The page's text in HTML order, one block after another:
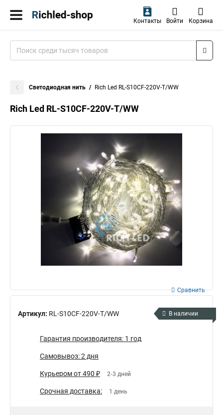
Контакты Войти Корзина
Светодиодная нить Rich Led RL-S10CF-220V-T/WW
Rich Led RL-S10CF-220V-T/WW
Артикул: RL-S10CF-220V-T/WW
Сравнить
В наличии
Гарантия производителя: 1 год
Самовывоз: 2 дня
Курьером от 490 ₽ 2-3 дней
Срочная доставка: 1 день